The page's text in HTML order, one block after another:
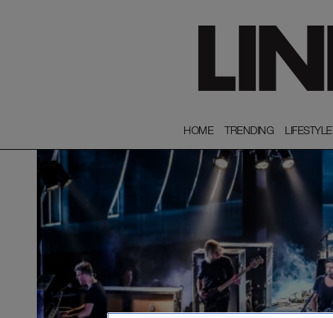
HOME
HOME TRENDING
TRENDING LIFESTYLE
LIFESTYLE